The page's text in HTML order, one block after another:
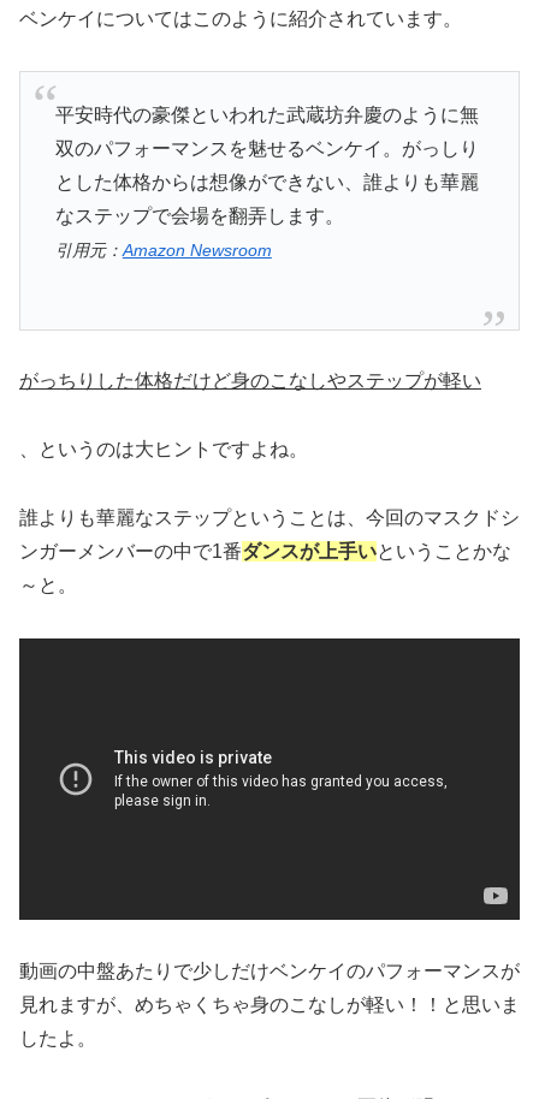
ベンケイについてはこのように紹介されています。
平安時代の豪傑といわれた武蔵坊弁慶のように無
双のパフォーマンスを魅せるベンケイ。がっしり
とした体格からは想像ができない、誰よりも華麗
なステップで会場を翻弄します。
引用元：Amazon Newsroom
がっちりした体格だけど身のこなしやステップが軽い
、というのは大ヒントですよね。
誰よりも華麗なステップということは、今回のマスクドシ
ンガーメンバーの中で1番ダンスが上手いということかな
～と。
動画の中盤あたりで少しだけベンケイのパフォーマンスが
見れますが、めちゃくちゃ身のこなしが軽い！！と思いま
したよ。